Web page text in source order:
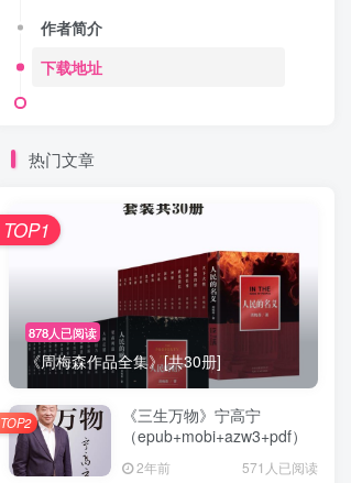
作者简介
下载地址
热门文章
878人已阅读
《周梅森作品全集》[共30册]
TOP1
《三生万物》宁高宁
（epub+mobi+azw3+pdf）
2年前 571人已阅读
TOP2